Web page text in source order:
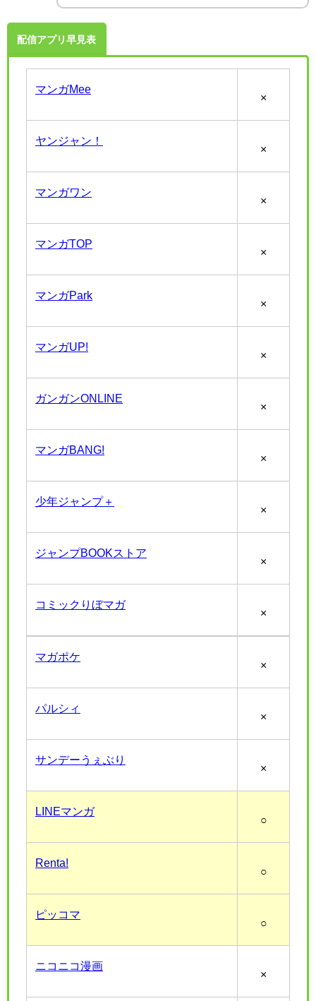
配信アプリ早見表
マンガMee
×
ヤンジャン！
×
マンガワン
×
マンガTOP
×
マンガPark
×
マンガUP!
×
ガンガンONLINE
×
マンガBANG!
×
少年ジャンプ＋
×
ジャンプBOOKストア
×
コミックりぼマガ
×
マガポケ
×
パルシィ
×
サンデーうぇぶり
×
LINEマンガ
○
Renta!
○
ピッコマ
○
ニコニコ漫画
×